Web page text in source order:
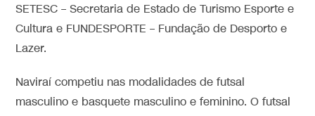
SETESC – Secretaria de Estado de Turismo Esporte e
Cultura e FUNDESPORTE – Fundação de Desporto e
Lazer.
Naviraí competiu nas modalidades de futsal
masculino e basquete masculino e feminino. O futsal